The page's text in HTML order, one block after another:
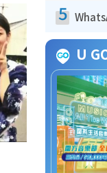
5
U